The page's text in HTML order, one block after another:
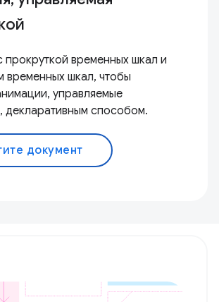
прокруткой временных шкал и
временных шкал, чтобы
управляемые
декларативным способом.
документ